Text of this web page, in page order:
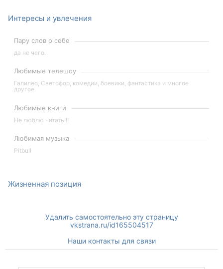
Интересы и увлечения
Пару слов о себе
да не чего.
Любимые телешоу
Галилео, Светофор, комедии, боевики, фантастика и многое
другое.
Любимые книги
Не люблю читать!!!
Любимая музыка
Pitbull
Жизненная позиция
Удалить самостоятельно эту страницу
vkstrana.ru/id165504517
Наши контакты для связи